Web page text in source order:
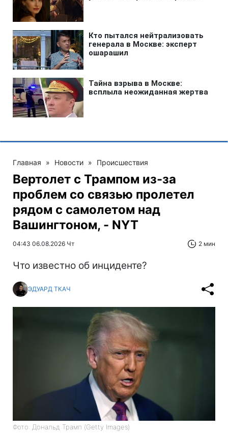
Главная » Новости » Происшествия
Вертолет с Трампом из-за
проблем со связью пролетел
рядом с самолетом над
Вашингтоном, - NYT
04:43 06.08.2026 Чт 2 мин
Что известно об инциденте?
ЭДУАРД ТКАЧ
Фото: Дональд Трамп (Getty Images)